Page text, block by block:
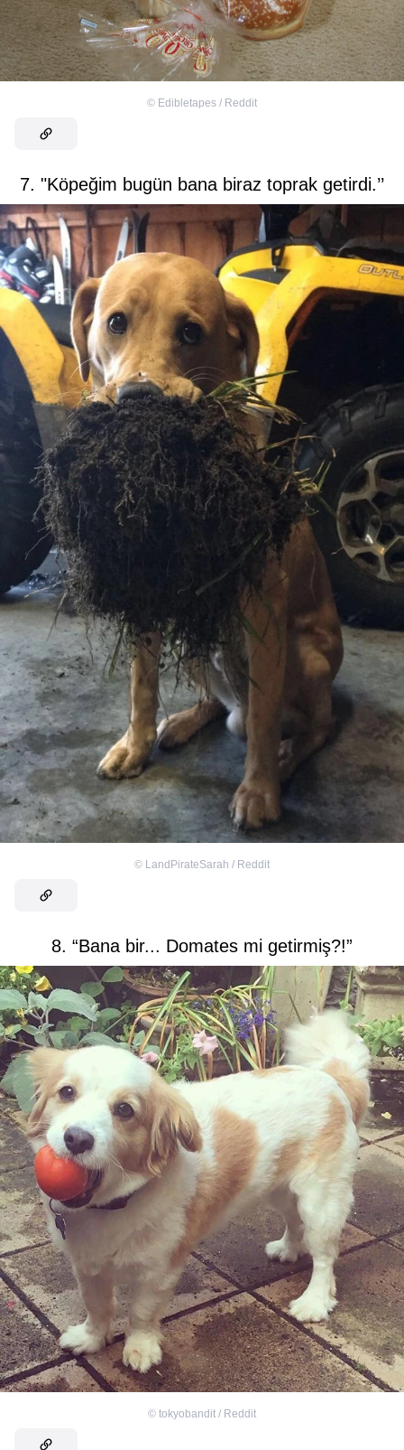
© Edibletapes / Reddit
7. "Köpeğim bugün bana biraz toprak getirdi.’’
© LandPirateSarah / Reddit
8. “Bana bir... Domates mi getirmiş?!”
© tokyobandit / Reddit